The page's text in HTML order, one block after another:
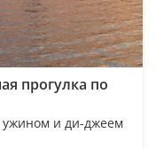
прогулка по
ужином и ди-джеем